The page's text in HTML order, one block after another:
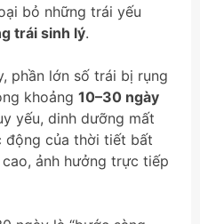
bỏ những trái yếu
trái sinh lý.
phần lớn số trái bị rụng
khoảng 10–30 ngày
yếu, dinh dưỡng mất
động của thời tiết bất
ảnh hưởng trực tiếp